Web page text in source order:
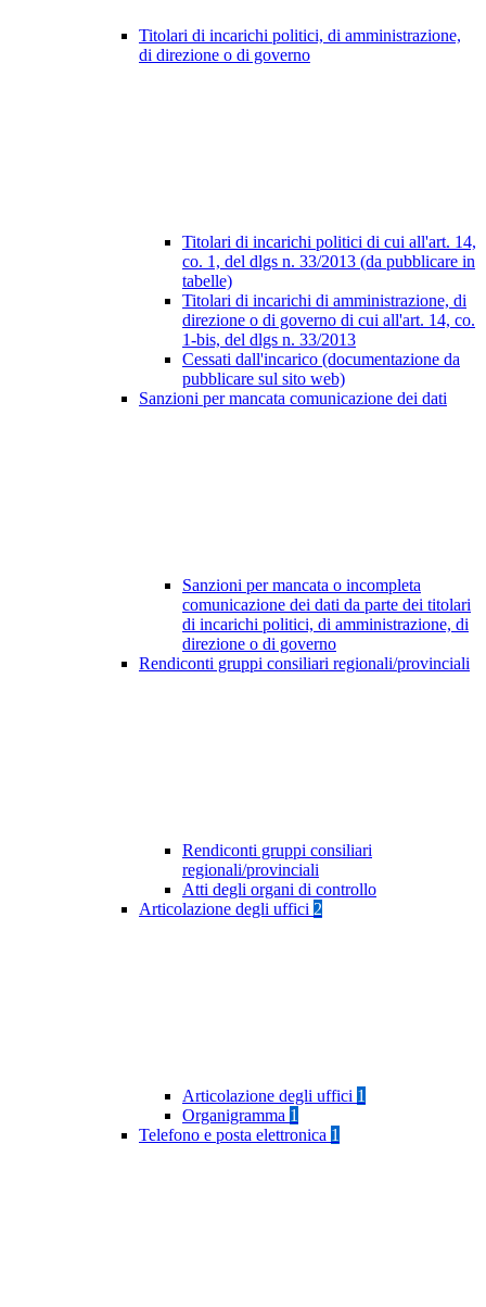
Titolari di incarichi politici, di amministrazione,
di direzione o di governo
Titolari di incarichi politici di cui all'art. 14,
co. 1, del dlgs n. 33/2013 (da pubblicare in
tabelle)
Titolari di incarichi di amministrazione, di
direzione o di governo di cui all'art. 14, co.
1-bis, del dlgs n. 33/2013
Cessati dall'incarico (documentazione da
pubblicare sul sito web)
Sanzioni per mancata comunicazione dei dati
Sanzioni per mancata o incompleta
comunicazione dei dati da parte dei titolari
di incarichi politici, di amministrazione, di
direzione o di governo
Rendiconti gruppi consiliari regionali/provinciali
Rendiconti gruppi consiliari
regionali/provinciali
Atti degli organi di controllo
Articolazione degli uffici 2
Articolazione degli uffici 1
Organigramma 1
Telefono e posta elettronica 1